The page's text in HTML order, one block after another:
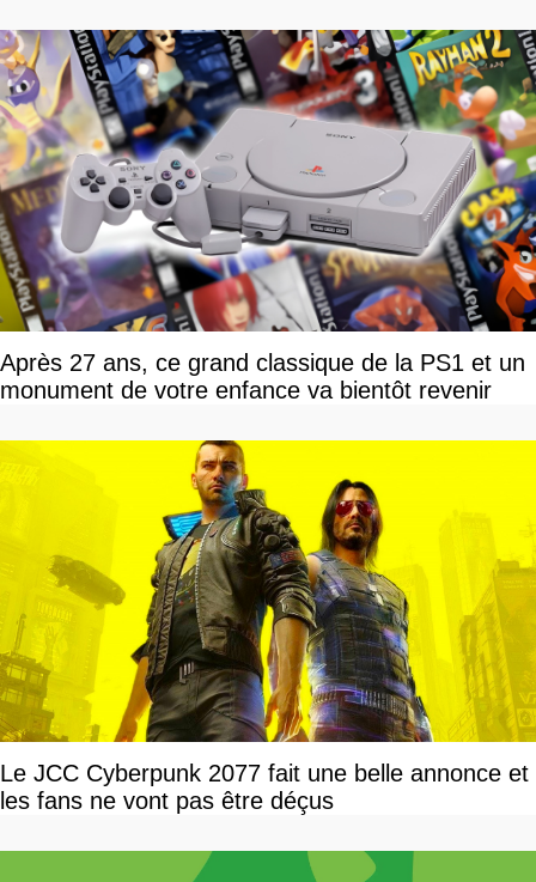
Après 27 ans, ce grand classique de la PS1 et un
monument de votre enfance va bientôt revenir
Le JCC Cyberpunk 2077 fait une belle annonce et
les fans ne vont pas être déçus